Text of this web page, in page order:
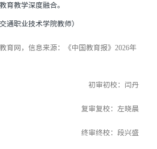
育教学深度融合。
通职业技术学院教师）
育网，信息来源：《中国教育报》 2026年
初审初校：闫丹
复审复校：左晓晨
终审终校：段兴盛